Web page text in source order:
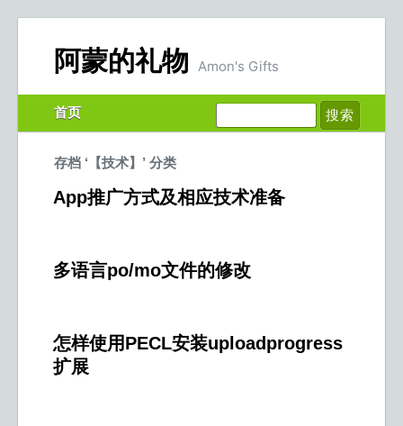
阿蒙的礼物 Amon's Gifts
首页
存档 ‘【技术】’ 分类
App推广方式及相应技术准备
多语言po/mo文件的修改
怎样使用PECL安装uploadprogress
扩展